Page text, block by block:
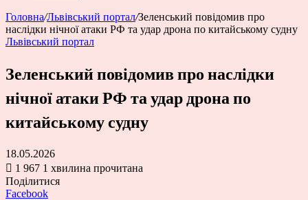
Головна/Львівський портал/Зеленський повідомив про
наслідки нічної атаки РФ та удар дрона по китайському судну
Львівський портал
Зеленський повідомив про наслідки
нічної атаки РФ та удар дрона по
китайському судну
18.05.2026
1 967 1 хвилина прочитана
Поділитися
Facebook